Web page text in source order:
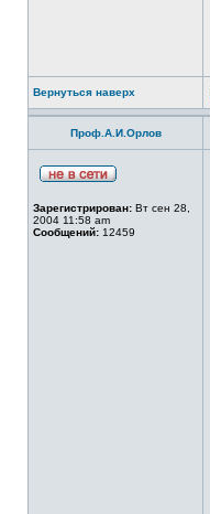
Вернуться наверх
Проф.А.И.Орлов
Зарегистрирован: Вт сен 28,
2004 11:58 am
Сообщений: 12459